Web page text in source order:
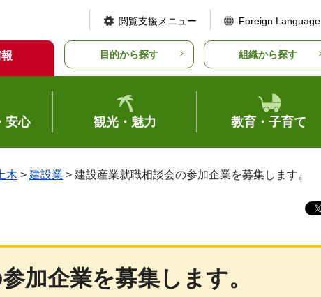
閲覧支援メニュー Foreign Language
目的から探す 組織から探す
安心 観光・魅力 教育・子育て
木 > 建設業 > 建設産業就職相談会の参加企業を募集します。
加企業を募集します。